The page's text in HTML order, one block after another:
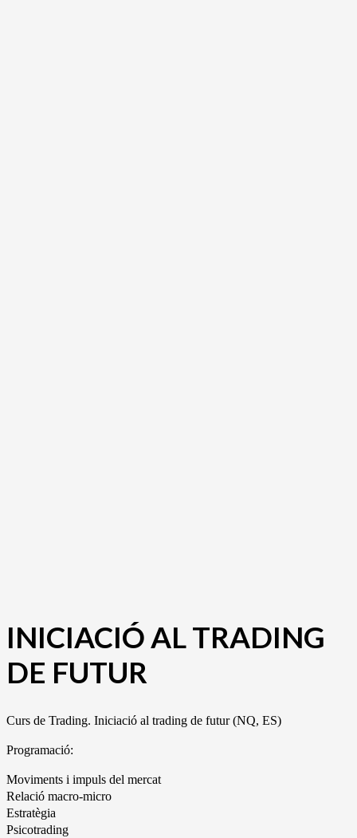
INICIACIÓ AL TRADING
DE FUTUR
Curs de Trading. Iniciació al trading de futur (NQ, ES)
Programació:
Moviments i impuls del mercat
Relació macro-micro
Estratègia
Psicotrading